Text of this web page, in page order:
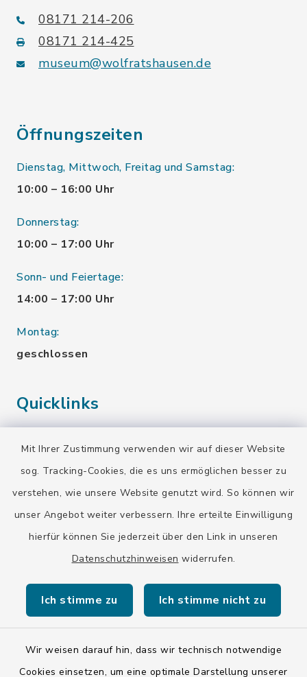
Mit Ihrer Zustimmung verwenden wir auf dieser Website
sog. Tracking-Cookies, die es uns ermöglichen besser zu
verstehen, wie unsere Website genutzt wird. So können wir
unser Angebot weiter verbessern. Ihre erteilte Einwilligung
hierfür können Sie jederzeit über den Link in unseren
Datenschutzhinweisen widerrufen.
Ich stimme zu Ich stimme nicht zu
Wir weisen darauf hin, dass wir technisch notwendige
Cookies einsetzen, um eine optimale Darstellung unserer
08171 214-206
08171 214-425
museum@wolfratshausen.de
Öffnungszeiten
Dienstag, Mittwoch, Freitag und Samstag:
10:00 – 16:00 Uhr
Donnerstag:
10:00 – 17:00 Uhr
Sonn- und Feiertage:
14:00 – 17:00 Uhr
Montag:
geschlossen
Quicklinks
Erinnerungsort Badehaus
Kontakt
Barrierefreiheit